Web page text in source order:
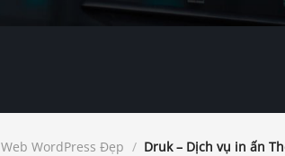
Web WordPress Đẹp / Druk – Dịch vụ in ấn